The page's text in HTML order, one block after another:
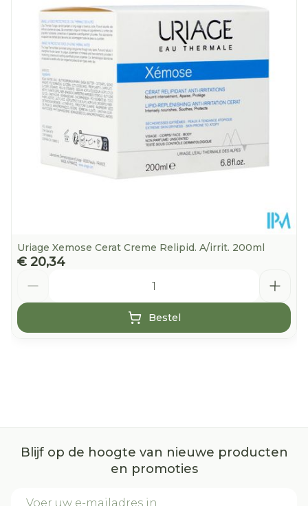
Diepte
Hoeveelheid
Verpakking
200
Behoud
Kamertemperatuur (15°C -
25°C)
Uriage Xemose Cerat Creme Relipid. A/irrit. 200ml
€ 20,34
Bestel
Blijf op de hoogte van nieuwe producten
en promoties